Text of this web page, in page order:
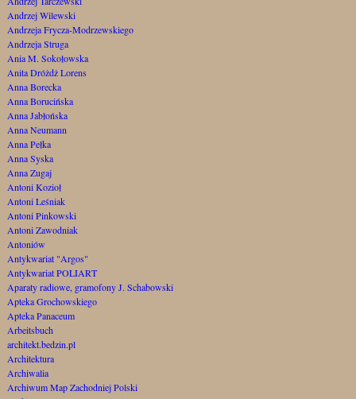
Andrzej Wilewski
Andrzeja Frycza-Modrzewskiego
Andrzeja Struga
Ania M. Sokołowska
Anita Dróżdż Lorens
Anna Borecka
Anna Borucińska
Anna Jabłońska
Anna Neumann
Anna Pełka
Anna Syska
Anna Zugaj
Antoni Kozioł
Antoni Leśniak
Antoni Pinkowski
Antoni Zawodniak
Antoniów
Antykwariat "Argos"
Antykwariat POLIART
Aparaty radiowe, gramofony J. Schabowski
Apteka Grochowskiego
Apteka Panaceum
Arbeitsbuch
architekt.bedzin.pl
Architektura
Archiwalia
Archiwum Map Zachodniej Polski